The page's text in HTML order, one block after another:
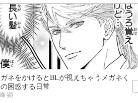
ガネをかけるとBLが視えちゃうメガネく
の困惑する日常
顕